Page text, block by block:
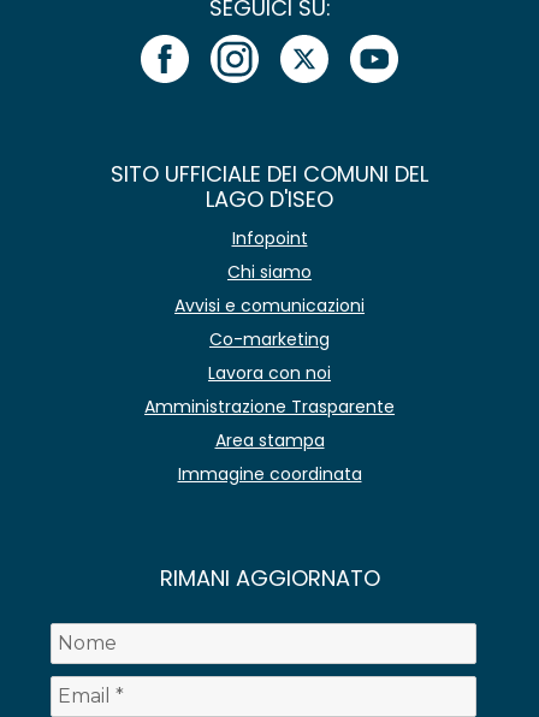
SEGUICI SU:
SITO UFFICIALE DEI COMUNI DEL
LAGO D'ISEO
Infopoint
Chi siamo
Avvisi e comunicazioni
Co-marketing
Lavora con noi
Amministrazione Trasparente
Area stampa
Immagine coordinata
RIMANI AGGIORNATO